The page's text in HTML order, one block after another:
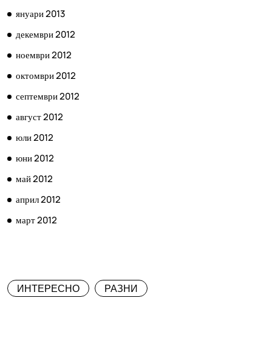
януари 2013
декември 2012
ноември 2012
октомври 2012
септември 2012
август 2012
юли 2012
юни 2012
май 2012
април 2012
март 2012
ИНТЕРЕСНО РАЗНИ